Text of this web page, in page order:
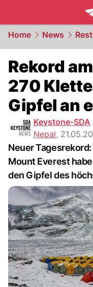
Home News
Rekord
270
Gipfel an
Keystone-SDA
Nepal,
Neuer
Mount Everest
den Gipfel des